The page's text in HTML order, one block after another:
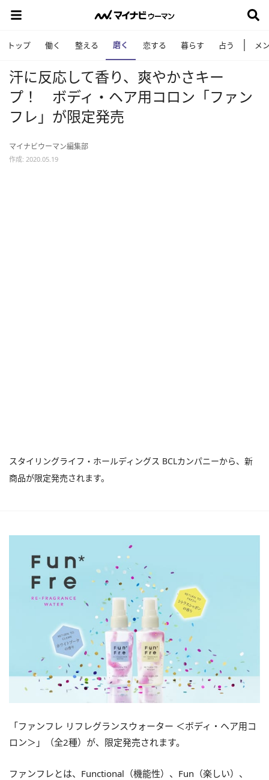
トップ 働く 整える 磨く 恋する 暮らす 占う メ
汗に反応して香り、爽やかさキー
プ！ ボディ・ヘア用コロン「ファン
フレ」が限定発売
マイナビウーマン編集部
作成: 2020.05.19
スタイリングライフ・ホールディングス BCLカンパニーから、新
商品が限定発売されます。
「ファンフレ リフレグランスウォーター ＜ボディ・ヘア用コ
ロン＞」（全2種）が、限定発売されます。
ファンフレとは、Functional（機能性）、Fun（楽しい）、